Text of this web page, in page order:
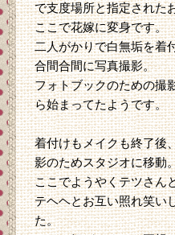
で支度場所と指定された
ここで花嫁に変身です。
二人がかりで白無垢を着
合間合間に写真撮影。
フォトブックのための撮
ら始まってたようです。
着付けもメイクも終了後
影のためスタジオに移動
ここでようやくテツさん
テヘヘとお互い照れ笑い
た。